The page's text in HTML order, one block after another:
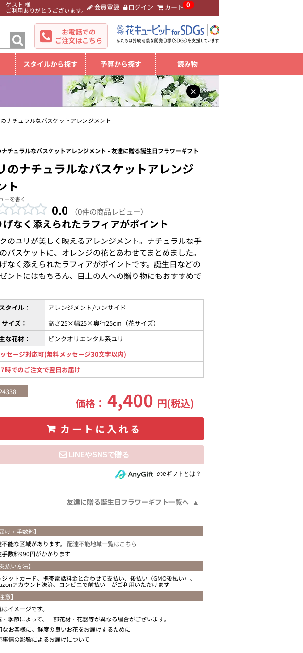
ゲスト 様
ご利用ありがとうございます。 会員登録 ログイン カート 0
お電話での
ご注文はこちら
スタイルから探す 予算から探す 読み物
×
ナチュラルなバスケットアレンジメント
チュラルなバスケットアレンジメント - 友達に贈る誕生日フラワーギフト
のナチュラルなバスケットアレンジ
ト
ーを書く
0.0 （0件の商品レビュー）
げなく添えられたラフィアがポイント
のユリが美しく映えるアレンジメント。ナチュラルな手
バスケットに、オレンジの花とあわせてまとめました。
なく添えられたラフィアがポイントです。誕生日などの
ントにはもちろん、目上の人への贈り物にもおすすめで
スタイル：
アレンジメント/ワンサイド
サイズ：
高さ25×幅25×奥行25cm（花サイズ）
主な花材：
ピンクオリエンタル系ユリ
セージ対応可(無料メッセージ30文字以内)
時でのご注文で翌日お届け
価格：4,400 円(税込)
カートに入れる
住所を知らない相手にeギフトで贈るのeギフトとは？
友達に贈る誕生日フラワーギフト一覧へ
け・手数料】
能な区域があります。 配達不能地域一覧はこちら
手数料990円がかかります
払い方法】
ジットカード、携帯電話料金と合わせて支払い、後払い（GMO後払い）、
アカウント決済、コンビニで前払い がご利用いただけます
意】
イメージです。
・季節によって、一部花材・花器等が異なる場合がございます。
なお客様に、鮮度の良いお花をお届けするために
事情の影響によるお届けについて